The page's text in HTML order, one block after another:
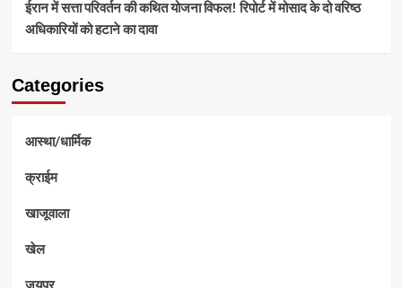
ईरान में सत्ता परिवर्तन की कथित योजना विफल! रिपोर्ट में मोसाद के दो वरिष्ठ
अधिकारियों को हटाने का दावा
Categories
आस्था/धार्मिक
क्राईम
खाजूवाला
खेल
जयपुर